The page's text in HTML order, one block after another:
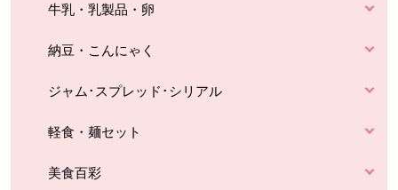
牛乳・乳製品・卵
納豆・こんにゃく
ジャム･スプレッド･シリアル
軽食・麺セット
美食百彩